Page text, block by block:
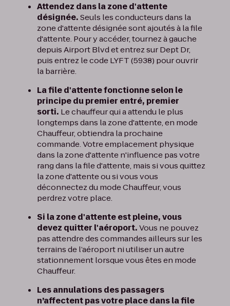
Attendez dans la zone d'attente
désignée.Seuls les conducteurs dans la
zone d'attente désignée sont ajoutés à la file
d'attente. Pour y accéder, tournez à gauche
depuis Airport Blvd et entrez sur Dept Dr,
puis entrez le code LYFT (5938) pour ouvrir
la barrière.
La file d'attente fonctionne selon le
principe du premier entré, premier
sorti. Le chauffeur qui a attendu le plus
longtemps dans la zone d'attente, en mode
Chauffeur, obtiendra la prochaine
commande. Votre emplacement physique
dans la zone d'attente n'influence pas votre
rang dans la file d'attente, mais si vous quittez
la zone d'attente ou si vous vous
déconnectez du mode Chauffeur, vous
perdrez votre place.
Si la zone d'attente est pleine, vous
devez quitter l'aéroport.Vous ne pouvez
pas attendre des commandes ailleurs sur les
terrains de l’aéroport ni utiliser un autre
stationnement lorsque vous êtes en mode
Chauffeur.
Les annulations des passagers
n’affectent pas votre place dans la file